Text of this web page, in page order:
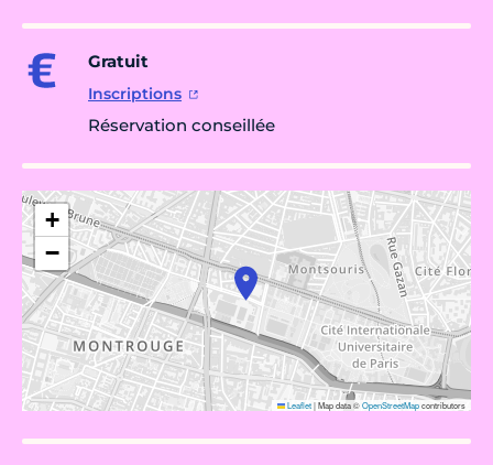
Gratuit
Inscriptions
Réservation conseillée
+
−
Leaflet|Map data ©OpenStreetMapcontributors